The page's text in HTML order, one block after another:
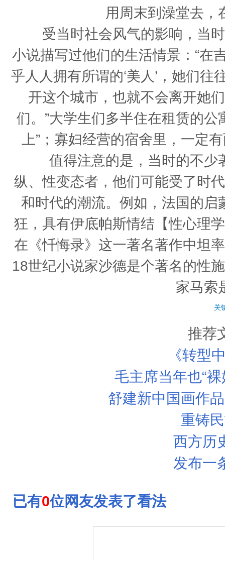
用周末到澡堂去，
受当时社会风气的影响，当时
小说描写过他们的生活情景：“在
乎人人拥有所谓的‘美人’，她们
开这个城市，也就不会离开她
们。”大学生们多半住在租赁的
上”；寡妇经营的宿舍里，一定
值得注意的是，当时的不少
纵、性变态者，他们可能受了时
和时代的潮流。例如，法国的
狂，具有伊底帕斯情结【性心理
在《忏悔录》这一著名著作中坦
18世纪小说家沙德是个著名的性
家马索
关
推荐
《转型
毛主席当年也“
舒建新中国画作
重铸
西方历
发布一
已有0位网友发表了看法